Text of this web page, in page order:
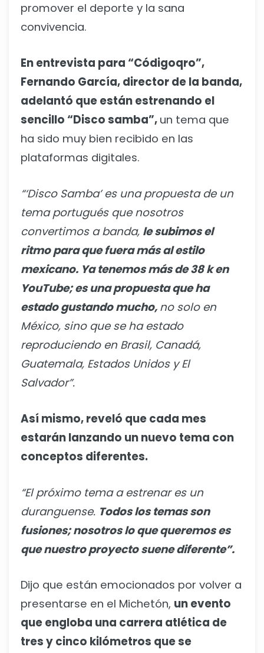
promover el deporte y la sana
convivencia.
En entrevista para “Códigoqro”,
Fernando García, director de la banda,
adelantó que están estrenando el
sencillo “Disco samba”, un tema que
ha sido muy bien recibido en las
plataformas digitales.
“‘Disco Samba’ es una propuesta de un
tema portugués que nosotros
convertimos a banda, le subimos el
ritmo para que fuera más al estilo
mexicano. Ya tenemos más de 38 k en
YouTube; es una propuesta que ha
estado gustando mucho, no solo en
México, sino que se ha estado
reproduciendo en Brasil, Canadá,
Guatemala, Estados Unidos y El
Salvador”.
Así mismo, reveló que cada mes
estarán lanzando un nuevo tema con
conceptos diferentes.
“El próximo tema a estrenar es un
duranguense. Todos los temas son
fusiones; nosotros lo que queremos es
que nuestro proyecto suene diferente”.
Dijo que están emocionados por volver a
presentarse en el Michetón, un evento
que engloba una carrera atlética de
tres y cinco kilómetros que se